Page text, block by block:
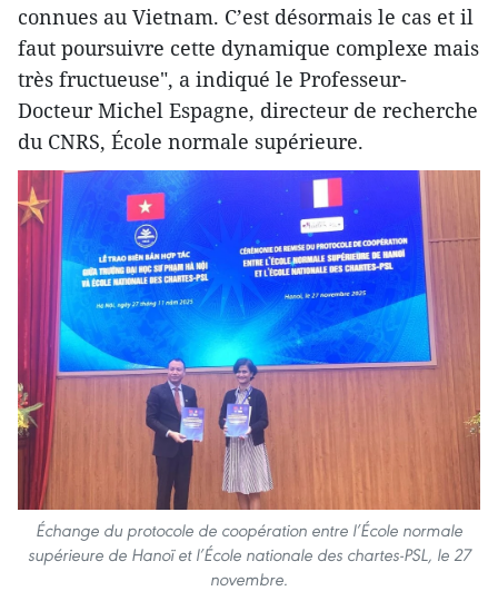
connues au Vietnam. C’est désormais le cas et il
faut poursuivre cette dynamique complexe mais
très fructueuse", a indiqué le Professeur-
Docteur Michel Espagne, directeur de recherche
du CNRS, École normale supérieure.
Échange du protocole de coopération entre l’École normale
supérieure de Hanoï et l’École nationale des chartes-PSL, le 27
novembre.